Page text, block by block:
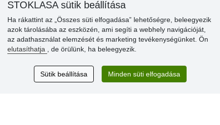
Vásárlók
Excellent service
STOKLASA sütik beállítása
Ha rákattint az „Összes süti elfogadása” lehetőségre, beleegyezik
azok tárolásába az eszközén, ami segíti a webhely navigációját,
az adathasználat elemzését és marketing tevékenységünket. Ön
elutasíthatja
, de örülünk, ha beleegyezik.
Sütik beállítása Minden süti elfogadása